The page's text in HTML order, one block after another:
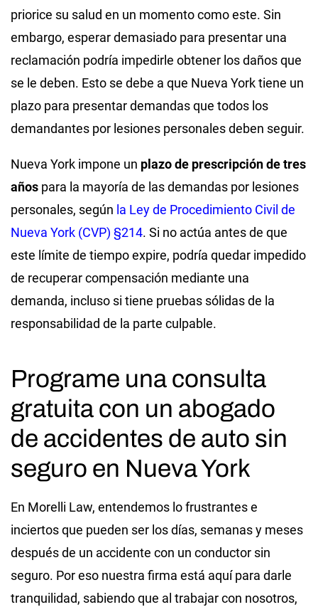
priorice su salud en un momento como este. Sin
embargo, esperar demasiado para presentar una
reclamación podría impedirle obtener los daños que
se le deben. Esto se debe a que Nueva York tiene un
plazo para presentar demandas que todos los
demandantes por lesiones personales deben seguir.
Nueva York impone un plazo de prescripción de tres
años para la mayoría de las demandas por lesiones
personales, según la Ley de Procedimiento Civil de
Nueva York (CVP) §214. Si no actúa antes de que
este límite de tiempo expire, podría quedar impedido
de recuperar compensación mediante una
demanda, incluso si tiene pruebas sólidas de la
responsabilidad de la parte culpable.
Programe una consulta
gratuita con un abogado
de accidentes de auto sin
seguro en Nueva York
En Morelli Law, entendemos lo frustrantes e
inciertos que pueden ser los días, semanas y meses
después de un accidente con un conductor sin
seguro. Por eso nuestra firma está aquí para darle
tranquilidad, sabiendo que al trabajar con nosotros,